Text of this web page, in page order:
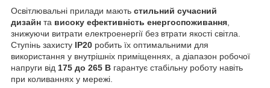
Освітлювальні прилади мають стильний сучасний
дизайн та високу ефективність енергоспоживання
знижуючи витрати електроенергії без втрати якості світла.
Ступінь захисту IP20 робить їх оптимальними для
використання у внутрішніх приміщеннях, а діапазон робочої
напруги від 175 до 265 В гарантує стабільну роботу навіть
при коливаннях у мережі.